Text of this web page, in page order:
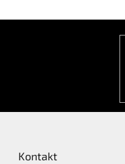
Kontakt